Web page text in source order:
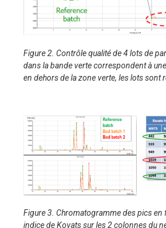
Figure 2. Contrôle qualité de 4 lots de
dans la bande verte correspondent à
en dehors de la zone verte, les lots sont
Figure 3. Chromatogramme des pics en
indice de Kovats sur les 2 colonnes du